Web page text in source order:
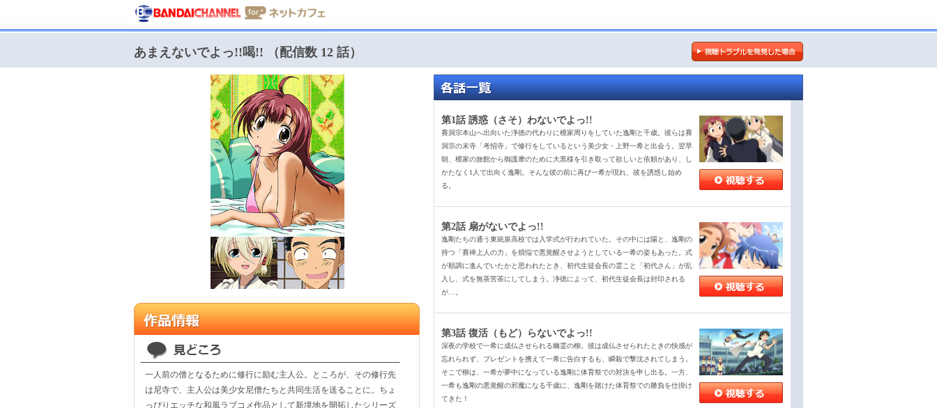
あまえないでよっ!!喝!! （配信数 12 話）
一人前の僧となるために修行に励む主人公。ところが、その修行先
は尼寺で、主人公は美少女尼僧たちと共同生活を送ることに。ちょ
っぴりエッチな和風ラブコメ作品として新境地を開拓したシリーズ
第1話 誘惑（さそ）わないでよっ!!
賽洞宗本山へ出向いた浄徳の代わりに檀家周りをしていた逸剛と千歳。彼らは賽
洞宗の末寺「考招寺」で修行をしているという美少女・上野一希と出会う。翌早
朝、檀家の旅館から御護摩のために大黒様を引き取って欲しいと依頼があり、し
かたなく1人で出向く逸剛。そんな彼の前に再び一希が現れ、彼を誘惑し始め
る。
第2話 扇がないでよっ!!
逸剛たちの通う東統泉高校では入学式が行われていた。その中には陽と、逸剛の
持つ「賽禅上人の力」を煩悩で悪覚醒させようとしている一希の姿もあった。式
が順調に進んでいたかと思われたとき、初代生徒会長の霊こと「初代さん」が乱
入し、式を無茶苦茶にしてしまう。浄徳によって、初代生徒会長は封印される
が…。
第3話 復活（もど）らないでよっ!!
深夜の学校で一希に成仏させられる幽霊の柳。彼は成仏させられたときの快感が
忘れられず、プレゼントを携えて一希に告白するも、瞬殺で撃沈されてしまう。
そこで柳は、一希が夢中になっている逸剛に体育祭での対決を申し出る。一方、
一希も逸剛の悪覚醒の邪魔になる千歳に、逸剛を賭けた体育祭での勝負を仕掛け
てきた！